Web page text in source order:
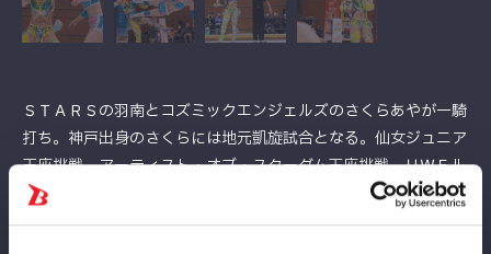
ＳＴＡＲＳの羽南とコズミックエンジェルズのさくらあやが一騎
打ち。神戸出身のさくらには地元凱旋試合となる。仙女ジュニア
王座挑戦。アーティスト・オブ・スターダム王座挑戦、ＵＷＦル
ールへのチャレンジなどチャンスを与えられているさくらだが、
結果を残せていない現実もある。直近では２・５「ＮＢ18」で